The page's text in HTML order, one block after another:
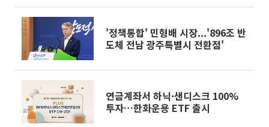
'정책통합' 민형배 시장...'896조 반
도체 전남 광주특별시 전환점'
연금계좌서 하닉·샌디스크 100%
투자…한화운용 ETF 출시